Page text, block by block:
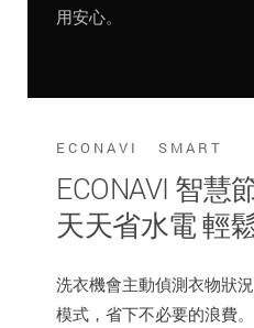
用安心。
ECONAVI SMART
ECONAVI 智慧
天天省水電 輕
洗衣機會主動偵測衣物狀
模式，省下不必要的浪費。